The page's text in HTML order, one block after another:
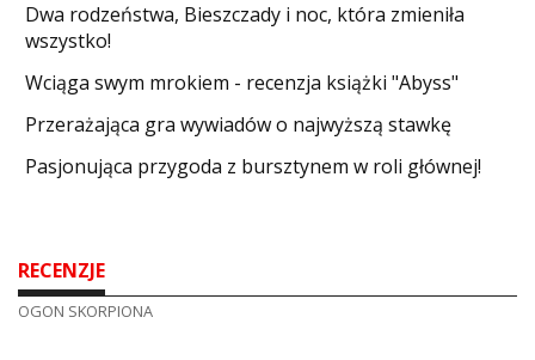
Dwa rodzeństwa, Bieszczady i noc, która zmieniła
wszystko!
Wciąga swym mrokiem - recenzja książki "Abyss"
​Przerażająca gra wywiadów o najwyższą stawkę
Pasjonująca przygoda z bursztynem w roli głównej!
RECENZJE
OGON SKORPIONA